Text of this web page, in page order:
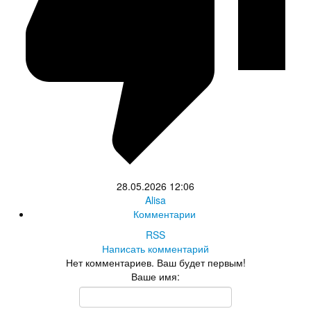
28.05.2026 12:06
Alisa
Комментарии
RSS
Написать комментарий
Нет комментариев. Ваш будет первым!
Ваше имя: